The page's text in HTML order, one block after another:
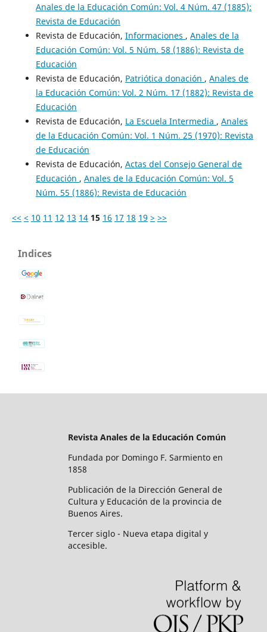
Anales de la Educación Común: Vol. 4 Núm. 47 (1885):
Revista de Educación
Revista de Educación, Informaciones , Anales de la
Educación Común: Vol. 5 Núm. 58 (1886): Revista de
Educación
Revista de Educación, Patriótica donación , Anales de
la Educación Común: Vol. 2 Núm. 17 (1882): Revista de
Educación
Revista de Educación, La Escuela Intermedia , Anales
de la Educación Común: Vol. 1 Núm. 25 (1970): Revista
de Educación
Revista de Educación, Actas del Consejo General de
Educación , Anales de la Educación Común: Vol. 5
Núm. 55 (1886): Revista de Educación
<< < 10 11 12 13 14 15 16 17 18 19 > >>
Indices
Revista Anales de la Educación Común
Fundada por Domingo F. Sarmiento en
1858
Publicación de la Dirección General de
Cultura y Educación de la provincia de
Buenos Aires.
Tercer siglo - Nueva etapa digital y
accesible.